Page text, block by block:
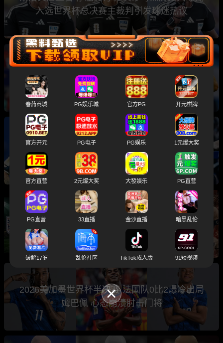
入选世界杯总决赛主裁判引发球迷热议
西班牙将上演巅峰之战
世界杯半决赛 阿根廷2-1绝杀英格兰 三狮军团止
步四强 梅西带队杀进总决赛
2026美加墨世界杯半决赛 阿根廷对阵英格兰 梅
西今晚还能续写传奇吗？
2026美加墨世界杯半决赛 法国队0比2爆冷出局
姆巴佩 心态崩溃肘击门将
春药商城 PG娱乐城 官方PG 开元棋牌
官方开元 PG电子 PG娱乐 1元爆大奖
官方直营 2元爆大奖 大發娱乐 PG直营
PG直营 33直播 金沙直播 暗黑乱伦
破解17岁 乱伦社区 TikTok成人版 91短视频